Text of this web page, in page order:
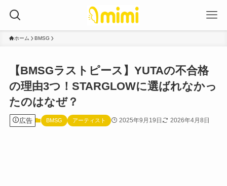
ホーム BMSG
【BMSGラストピース】YUTAの不合格
の理由3つ！STARGLOWに選ばれなかっ
たのはなぜ？
広告 BMSG アーティスト 2025年9月19日 2026年4月8日